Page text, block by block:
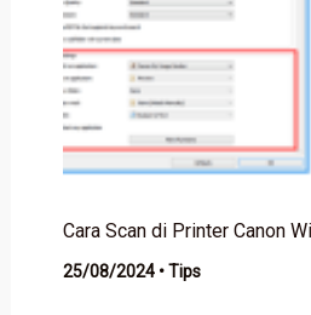
Cara Scan di Printer Canon
25/08/2024 •Tips